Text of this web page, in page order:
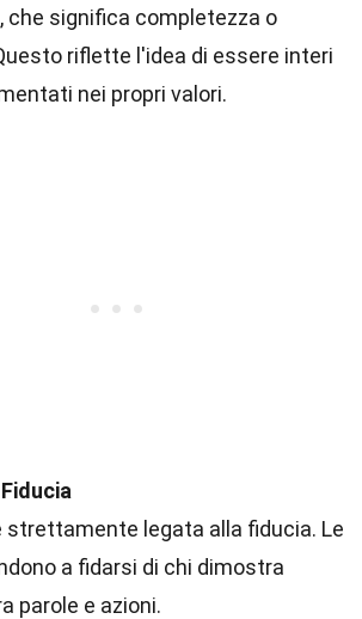
che significa completezza o
riflette l'idea di essere interi
nei propri valori.
strettamente legata alla fiducia. Le
a fidarsi di chi dimostra
parole e azioni.